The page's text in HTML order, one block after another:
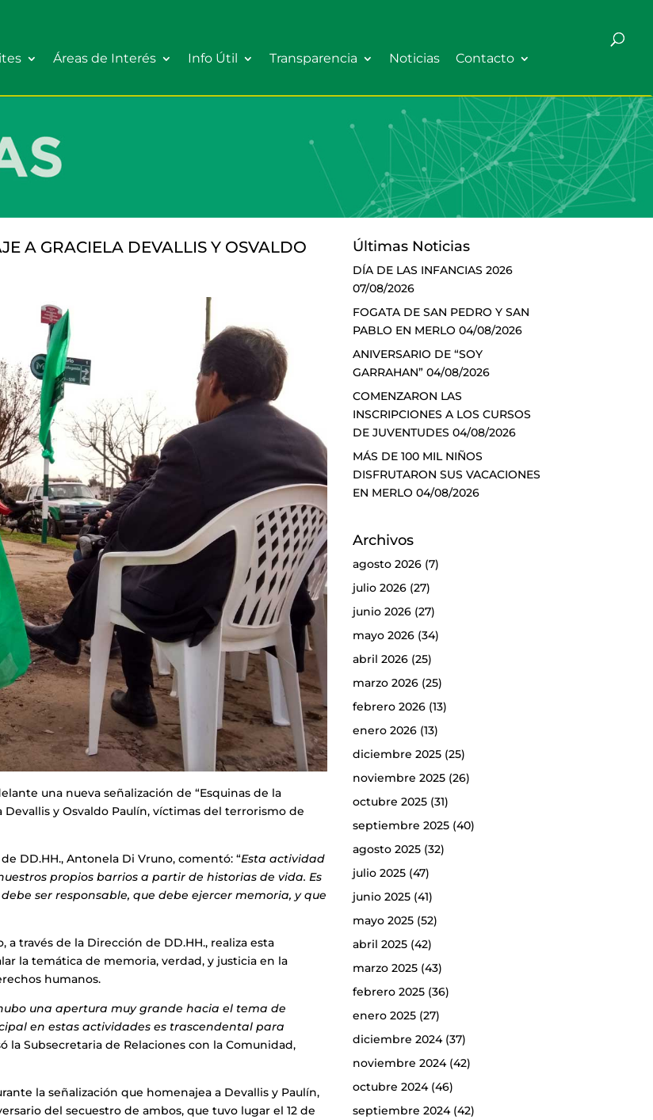
Áreas de Interés Info Útil Transparencia Noticias Contacto
A GRACIELA DEVALLIS Y OSVALDO
una nueva señalización de “Esquinas de la
Devallis y Osvaldo Paulín, víctimas del terrorismo de
DD.HH., Antonela Di Vruno, comentó: “Esta actividad
propios barrios a partir de historias de vida. Es
ser responsable, que debe ejercer memoria, y que
través de la Dirección de DD.HH., realiza esta
la temática de memoria, verdad, y justicia en la
humanos.
una apertura muy grande hacia el tema de
en estas actividades es trascendental para
la Subsecretaria de Relaciones con la Comunidad,
la señalización que homenajea a Devallis y Paulín,
del secuestro de ambos, que tuvo lugar el 12 de
Últimas Noticias
DÍA DE LAS INFANCIAS 2026
07/08/2026
FOGATA DE SAN PEDRO Y SAN
PABLO EN MERLO 04/08/2026
ANIVERSARIO DE “SOY
GARRAHAN” 04/08/2026
COMENZARON LAS
INSCRIPCIONES A LOS CURSOS
DE JUVENTUDES 04/08/2026
MÁS DE 100 MIL NIÑOS
DISFRUTARON SUS VACACIONES
EN MERLO 04/08/2026
Archivos
agosto 2026(7)
julio 2026(27)
junio 2026(27)
mayo 2026(34)
abril 2026(25)
marzo 2026(25)
febrero 2026(13)
enero 2026(13)
diciembre 2025(25)
noviembre 2025(26)
octubre 2025(31)
septiembre 2025(40)
agosto 2025(32)
julio 2025(47)
junio 2025(41)
mayo 2025(52)
abril 2025(42)
marzo 2025(43)
febrero 2025(36)
enero 2025(27)
diciembre 2024(37)
noviembre 2024(42)
octubre 2024(46)
septiembre 2024(42)